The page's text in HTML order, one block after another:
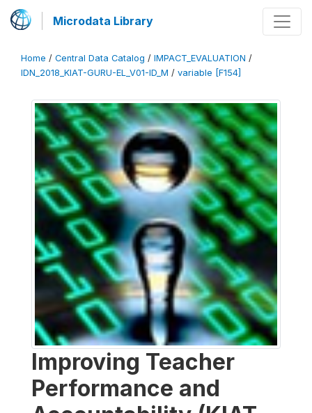
Microdata Library
Home / Central Data Catalog / IMPACT_EVALUATION /
IDN_2018_KIAT-GURU-EL_V01-ID_M / variable [F154]
Improving Teacher
Performance and